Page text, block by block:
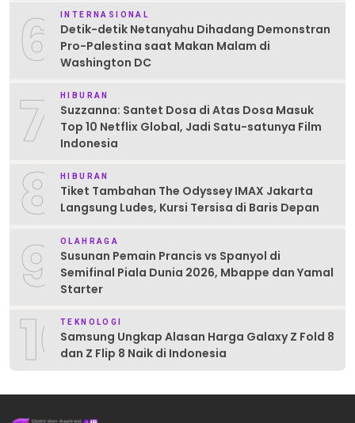
6 INTERNASIONAL
Detik-detik Netanyahu Dihadang Demonstran
Pro-Palestina saat Makan Malam di
Washington DC
7 HIBURAN
Suzzanna: Santet Dosa di Atas Dosa Masuk
Top 10 Netflix Global, Jadi Satu-satunya Film
Indonesia
8 HIBURAN
Tiket Tambahan The Odyssey IMAX Jakarta
Langsung Ludes, Kursi Tersisa di Baris Depan
9 OLAHRAGA
Susunan Pemain Prancis vs Spanyol di
Semifinal Piala Dunia 2026, Mbappe dan Yamal
Starter
10TEKNOLOGI
Samsung Ungkap Alasan Harga Galaxy Z Fold 8
dan Z Flip 8 Naik di Indonesia